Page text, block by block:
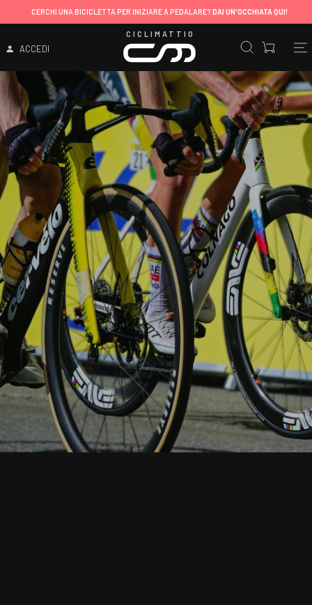
CERCHI UNA BICICLETTA PER INIZIARE A PEDALARE? DAI UN'OCCHIATA QUI!
ACCEDI
CICLIMATTIO